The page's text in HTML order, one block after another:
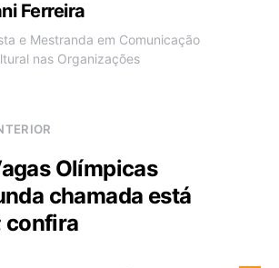
Ferreira
e Mestranda em Comunicação
nas Organizações
Olímpicas
chamada está
confira